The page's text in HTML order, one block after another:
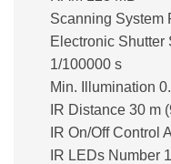
Scanning System
Electronic Shutter
1/100000 s
Min. Illumination
IR Distance 30 m
IR On/Off Control
IR LEDs Number 1